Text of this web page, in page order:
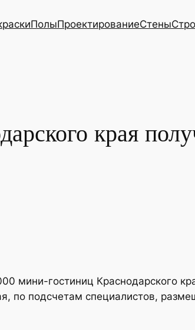
ПолыПроектированиеСтены
края
мини-гостиниц Краснодарского
по подсчетам специалистов,